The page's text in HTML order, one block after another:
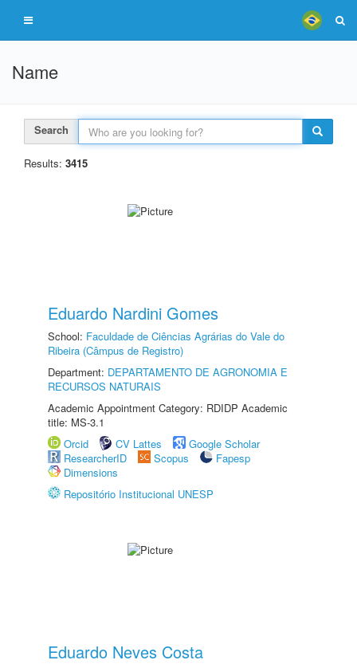
Name
Search
Results: 3415
Eduardo Nardini Gomes
School: Faculdade de Ciências Agrárias do Vale do
Ribeira (Câmpus de Registro)
Department: DEPARTAMENTO DE AGRONOMIA E
RECURSOS NATURAIS
Academic Appointment Category: RDIDP Academic
title: MS-3.1
Orcid
CV Lattes
Google Scholar
ResearcherID
Scopus
Fapesp
Dimensions
Repositório Institucional UNESP
Eduardo Neves Costa